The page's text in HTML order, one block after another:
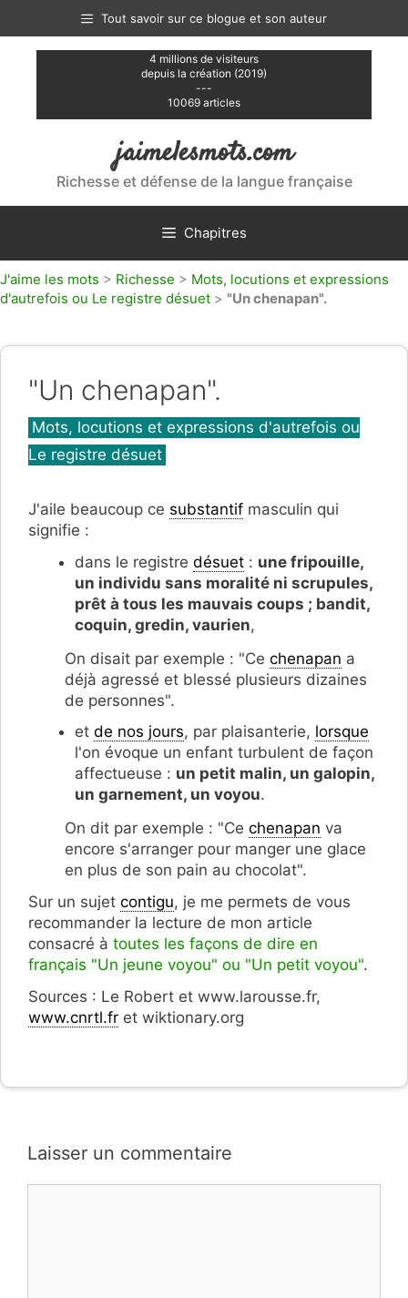
contenu
Tout savoir sur ce blogue et son auteur
4 millions de visiteurs
depuis la création (2019)
---
10069 articles
jaimelesmots.com
Richesse et défense de la langue française
Chapitres
J'aime les mots > Richesse > Mots, locutions et expressions
d'autrefois ou Le registre désuet > "Un chenapan".
"Un chenapan".
Catégories
Mots, locutions et expressions d'autrefois ou
Le registre désuet
J'aile beaucoup ce substantif masculin qui
signifie :
dans le registre désuet : une fripouille,
un individu sans moralité ni scrupules,
prêt à tous les mauvais coups ; bandit,
coquin, gredin, vaurien,
On disait par exemple : "Ce chenapan a
déjà agressé et blessé plusieurs dizaines
de personnes".
et de nos jours, par plaisanterie, lorsque
l'on évoque un enfant turbulent de façon
affectueuse : un petit malin, un galopin,
un garnement, un voyou.
On dit par exemple : "Ce chenapan va
encore s'arranger pour manger une glace
en plus de son pain au chocolat".
Sur un sujet contigu, je me permets de vous
recommander la lecture de mon article
consacré à toutes les façons de dire en
français "Un jeune voyou" ou "Un petit voyou".
Sources : Le Robert et www.larousse.fr,
www.cnrtl.fr et wiktionary.org
Laisser un commentaire